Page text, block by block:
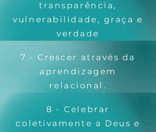
transparência,
vulnerabilidade, graça e
verdade
7 - Crescer através da
aprendizagem
relacional.
8 - Celebrar
coletivamente a Deus e